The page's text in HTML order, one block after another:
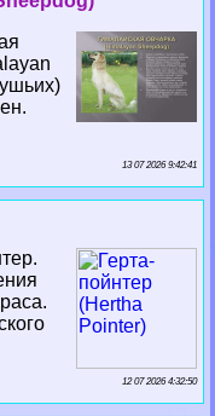
13 07 2026 9:42:41
12 07 2026 4:32:50